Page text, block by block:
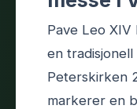
Pave Leo
en tradisjonell
Peterskirken
markerer en